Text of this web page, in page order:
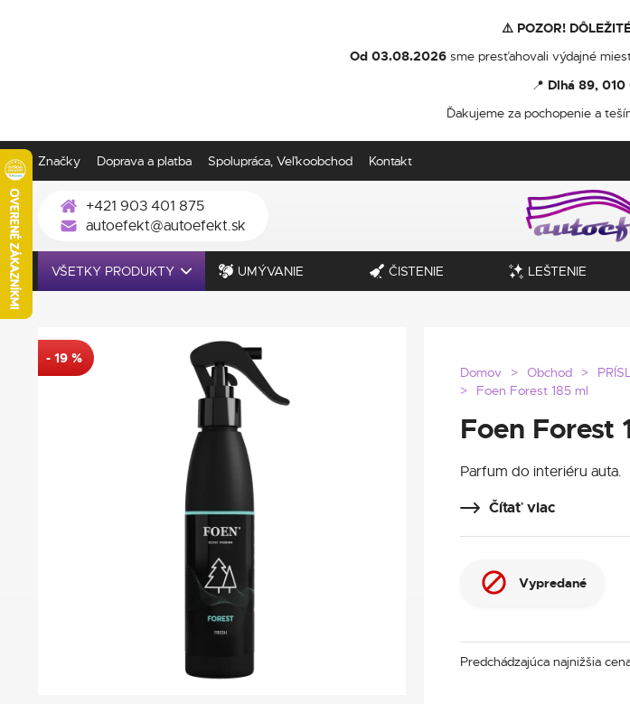
⚠️ POZOR!
Od 03.08.2026 sme presťahovali výdajné
📍 Dlhá 89,
Ďakujeme za pochopenie a
Značky Doprava a platba Spolupráca, Veľkoobchod Kontakt
+421 903 401 875
autoefekt@autoefekt.sk
VŠETKY PRODUKTY UMÝVANIE ČISTENIE LEŠTENIE
- 19 %
Domov
Obchod
Foen Forest 185 ml
Foen Forest
Parfum do interiéru auta.
Čítať viac
Vypredané
Predchádzajúca najnižšia